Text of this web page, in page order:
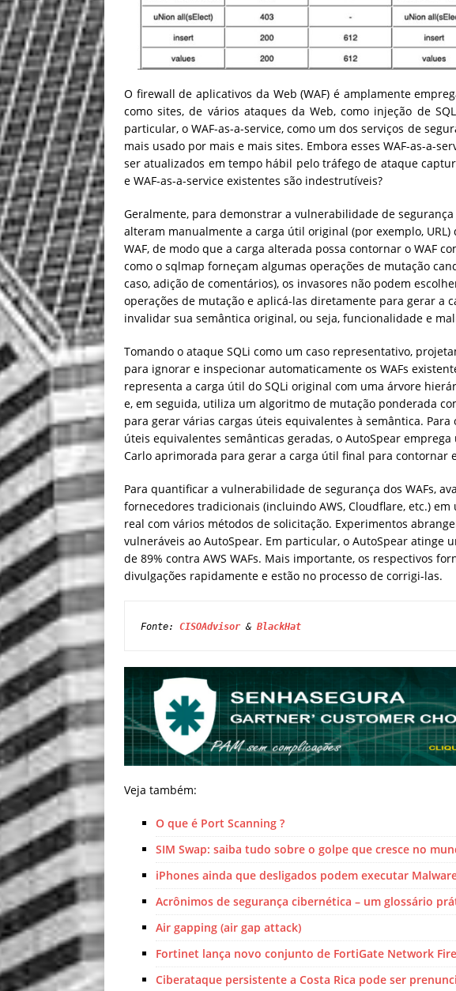
O firewall de aplicativos da Web (WAF) é amplamente
como sites, de vários ataques da Web, como injeção de
particular, o WAF-as-a-service, como um dos serviços de
mais usado por mais e mais sites. Embora esses WAF-as-a-
ser atualizados em tempo hábil pelo tráfego de ataque
e WAF-as-a-service existentes são indestrutíveis?
Geralmente, para demonstrar a vulnerabilidade de
alteram manualmente a carga útil original (por exemplo,
WAF, de modo que a carga alterada possa contornar o WAF
como o sqlmap forneçam algumas operações de mutação
caso, adição de comentários), os invasores não podem
operações de mutação e aplicá-las diretamente para gerar a
invalidar sua semântica original, ou seja, funcionalidade e
Tomando o ataque SQLi como um caso representativo,
para ignorar e inspecionar automaticamente os WAFs
representa a carga útil do SQLi original com uma árvore
e, em seguida, utiliza um algoritmo de mutação ponderada
para gerar várias cargas úteis equivalentes à semântica.
úteis equivalentes semânticas geradas, o AutoSpear
Carlo aprimorada para gerar a carga útil final para contornar
Para quantificar a vulnerabilidade de segurança dos WAFs,
fornecedores tradicionais (incluindo AWS, Cloudflare, etc.)
real com vários métodos de solicitação. Experimentos
vulneráveis ​​ao AutoSpear. Em particular, o AutoSpear atinge
de 89% contra AWS WAFs. Mais importante, os respectivos
divulgações rapidamente e estão no processo de corrigi-las.
Fonte: CISOAdvisor & BlackHat
Veja também:
O que é Port Scanning ?
SIM Swap: saiba tudo sobre o golpe que cresce no
iPhones ainda que desligados podem executar
Acrônimos de segurança cibernética – um glossário
Air gapping (air gap attack)
Fortinet lança novo conjunto de FortiGate Network
Ciberataque persistente a Costa Rica pode ser